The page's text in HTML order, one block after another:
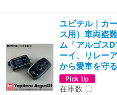
ユピテル｜カ
ス用）車両盗
ム「アルゴス
ーイ、リレー
から愛車を守
在庫数 〇